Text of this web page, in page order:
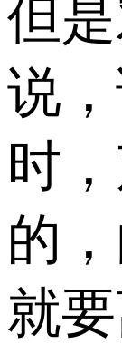
但
说
时
的
就